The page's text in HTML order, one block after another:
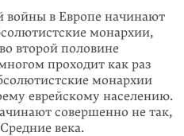
войны в Европе начинают
монархии,
второй половине
проходит как раз
монархии
еврейскому населению.
совершенно не так,
века.